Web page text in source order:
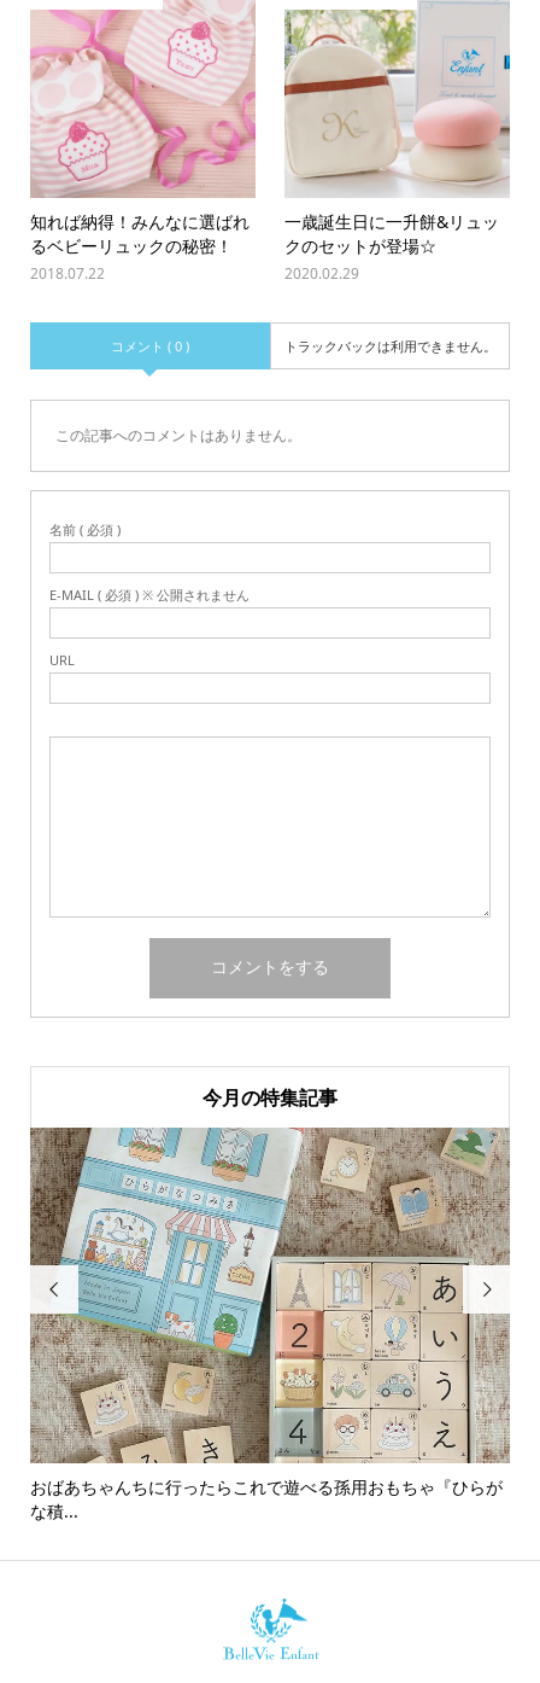
知れば納得！みんなに選ばれ
るベビーリュックの秘密！
2018.07.22
一歳誕生日に一升餅&リュッ
クのセットが登場☆
2020.02.29
コメント ( 0 ) トラックバックは利用できません。
この記事へのコメントはありません。
名前 ( 必須 )
E-MAIL ( 必須 ) ※ 公開されません
URL
今月の特集記事

おばあちゃんちに行ったらこれで遊べる孫用おもちゃ『ひらが
な積...
